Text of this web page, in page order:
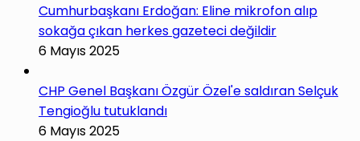
Cumhurbaşkanı Erdoğan: Eline mikrofon alıp
sokağa çıkan herkes gazeteci değildir
6 Mayıs 2025
CHP Genel Başkanı Özgür Özel'e saldıran Selçuk
Tengioğlu tutuklandı
6 Mayıs 2025